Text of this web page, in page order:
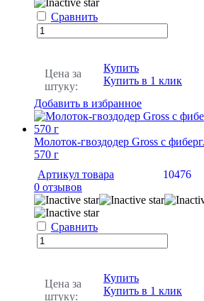
Сравнить
Цена за
штуку:
Купить
Купить в 1 клик
Добавить в избранное
Молоток-гвоздодер Gross с
570 г
Артикул товара
10476
0 отзывов
Сравнить
Цена за
штуку:
Купить
Купить в 1 клик